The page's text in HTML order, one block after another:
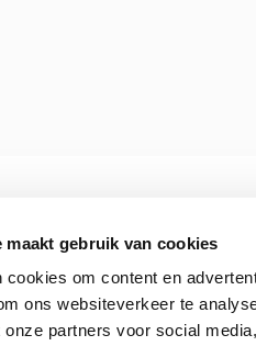
maakt gebruik van cookies
cookies om content en
ons websiteverkeer te
partners voor social